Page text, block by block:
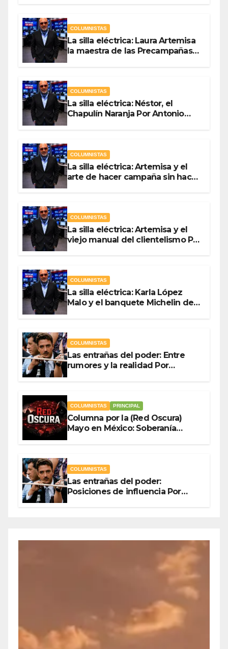
COLUMNISTAS
La silla eléctrica: Laura Artemisa
la maestra de las Precampañas
COLUMNISTAS
La silla eléctrica: Néstor, el
Chapulín Naranja Por Antonio
COLUMNISTAS
La silla eléctrica: Artemisa y el
arte de hacer campaña sin hacer
COLUMNISTAS
La silla eléctrica: Artemisa y el
viejo manual del clientelismo Por
COLUMNISTAS
La silla eléctrica: Karla López
Malo y el banquete Michelin del
COLUMNISTAS
Las entrañas del poder: Entre
rumores y la realidad Por
COLUMNISTAS PRINCIPAL
Columna por la (Red Oscura)
Mayo en México: Soberanía
COLUMNISTAS
Las entrañas del poder:
Posiciones de influencia Por